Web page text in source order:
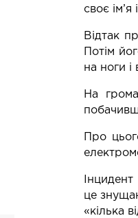
своє ім’я
Відтак
Потім
на ноги і
На
Про
це
«кілька